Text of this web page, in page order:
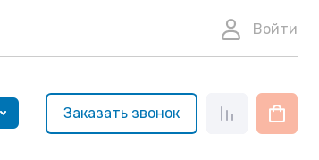
Войти
Заказать звонок